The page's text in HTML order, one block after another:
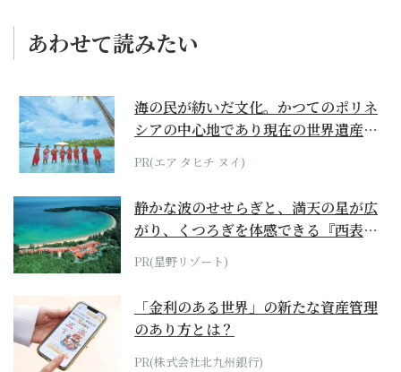
あわせて読みたい
海の民が紡いだ文化。かつてのポリネ
シアの中心地であり現在の世界遺産か
らみえてくる...
PR(エア タヒチ ヌイ)
静かな波のせせらぎと、満天の星が広
がり、くつろぎを体感できる『西表島
ホテル by...
PR(星野リゾート)
「金利のある世界」の新たな資産管理
のあり方とは？
PR(株式会社北九州銀行)